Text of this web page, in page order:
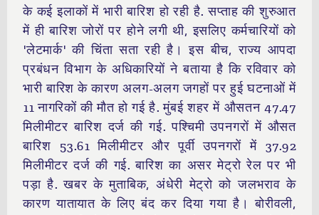
के कई इलाकों में भारी बारिश हो रही है. सप्ताह की शुरुआत
में ही बारिश जोरों पर होने लगी थी, इसलिए कर्मचारियों को
'लेटमार्क' की चिंता सता रही है। इस बीच, राज्य आपदा
प्रबंधन विभाग के अधिकारियों ने बताया है कि रविवार को
भारी बारिश के कारण अलग-अलग जगहों पर हुई घटनाओं में
11 नागरिकों की मौत हो गई है. मुंबई शहर में औसतन 47.47
मिलीमीटर बारिश दर्ज की गई. पश्चिमी उपनगरों में औसत
बारिश 53.61 मिलीमीटर और पूर्वी उपनगरों में 37.92
मिलीमीटर दर्ज की गई. बारिश का असर मेट्रो रेल पर भी
पड़ा है. खबर के मुताबिक, अंधेरी मेट्रो को जलभराव के
कारण यातायात के लिए बंद कर दिया गया है। बोरीवली,